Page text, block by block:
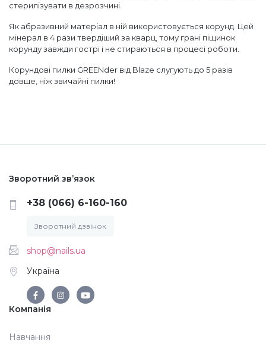
Фарби для розпису
Фольга для лиття (ефект кракелюра)
стерилізувати в дезрозчині.
Як абразивний матеріал в ній використовується корунд. Цей
мінерал в 4 рази твердіший за кварц, тому грані піщинок
корунду завжди гострі і не стираються в процесі роботи.
Корундові пилки GREENder від Blaze слугують до 5 разів
довше, ніж звичайні пилки!
Зворотний зв’язок
+38 (066) 6-160-160
Зворотний дзвінок
shop@nails.ua
Україна
Компанія
Навчання